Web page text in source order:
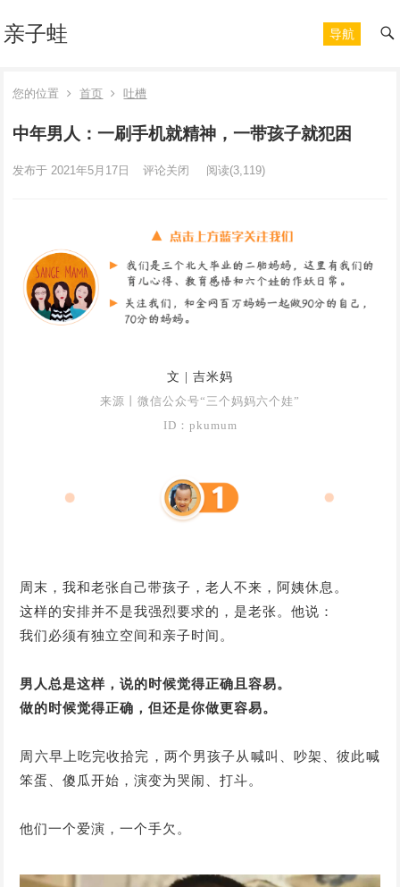
亲子蛙 导航
您的位置 首页 吐槽
中年男人：一刷手机就精神，一带孩子就犯困
发布于 2021年5月17日 评论关闭 阅读(3,119)
文 | 吉米妈
来源丨微信公众号“三个妈妈六个娃”
ID：pkumum
周末，我和老张自己带孩子，老人不来，阿姨休息。
这样的安排并不是我强烈要求的，是老张。他说：
我们必须有独立空间和亲子时间。
男人总是这样，说的时候觉得正确且容易。
做的时候觉得正确，但还是你做更容易。
周六早上吃完收拾完，两个男孩子从喊叫、吵架、彼此喊
笨蛋、傻瓜开始，演变为哭闹、打斗。
他们一个爱演，一个手欠。